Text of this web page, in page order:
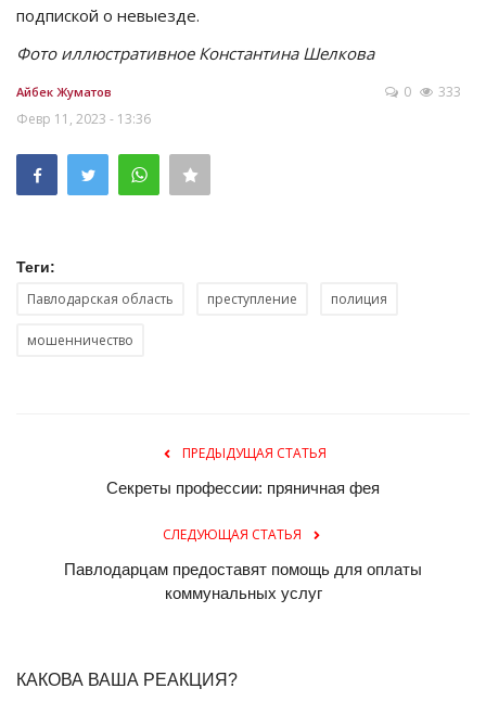
подпиской о невыезде.
Фото иллюстративное Константина Шелкова
Айбек Жуматов
Февр 11, 2023 - 13:36
0 333
Теги:
Павлодарская область преступление полиция
мошенничество
ПРЕДЫДУЩАЯ СТАТЬЯ
Секреты профессии: пряничная фея
СЛЕДУЮЩАЯ СТАТЬЯ
Павлодарцам предоставят помощь для оплаты
коммунальных услуг
КАКОВА ВАША РЕАКЦИЯ?